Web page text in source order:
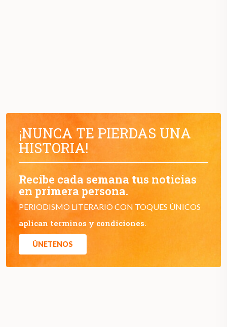
¡NUNCA TE PIERDAS UNA
HISTORIA!
Recibe cada semana tus noticias
en primera persona.
PERIODISMO LITERARIO CON TOQUES ÚNICOS
aplican terminos y condiciones.
ÚNETENOS